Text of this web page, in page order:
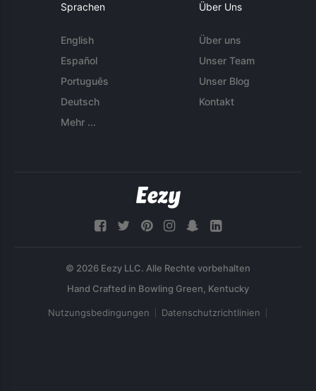
Sprachen
English
Español
Português
Deutsch
Mehr ...
Über Uns
Über uns
Unser Team
Unser Blog
Kontakt
© 2026 Eezy LLC. Alle Rechte vorbehalten
Nutzungsbedingungen Datenschutzrichtlinien